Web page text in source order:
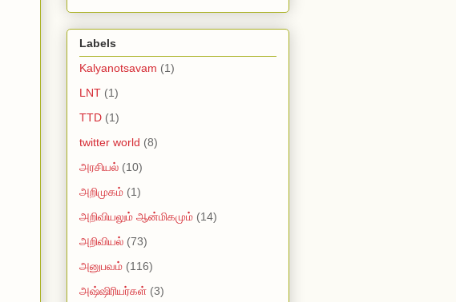
Labels
Kalyanotsavam (1)
LNT (1)
TTD (1)
twitter world (8)
அரசியல் (10)
அறிமுகம் (1)
அறிவியலும் ஆன்மிகமும் (14)
அறிவியல் (73)
அனுபவம் (116)
அஷ்ஷிரியர்கள் (3)